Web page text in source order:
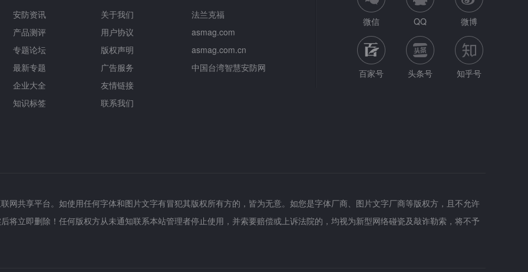
安防资讯
产品测评
专题论坛
最新专题
企业大全
知识标签
关于我们
用户协议
版权声明
广告服务
友情链接
联系我们
法兰克福
asmag.com
asmag.com.cn
中国台湾智慧安防网
微信 QQ 微博
百家号 头条号 知乎号
网共享平台。如使用任何字体和图片文字有冒犯其版权所有方的，皆为无意。如您是字体厂商、图片文字厂商等版权方，且不允许
将立即删除！任何版权方从未通知联系本站管理者停止使用，并索要赔偿或上诉法院的，均视为新型网络碰瓷及敲诈勒索，将不予